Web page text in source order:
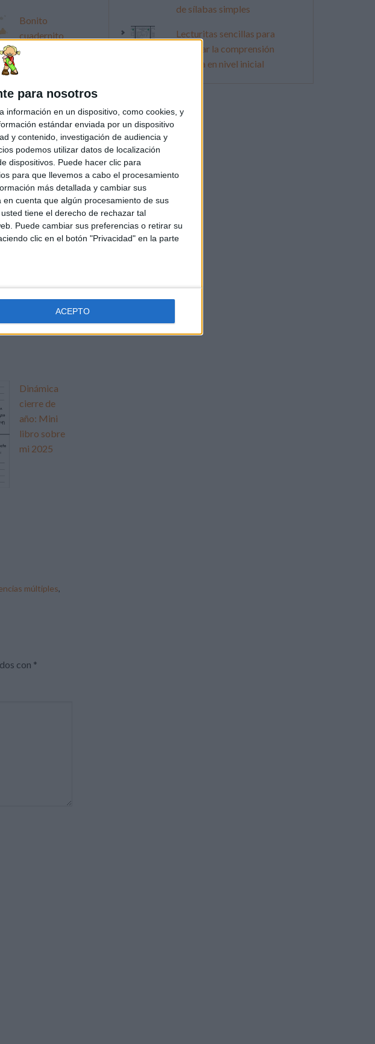
para nosotros
información en un dispositivo, como cookies, y
estándar enviada por un dispositivo
y contenido, investigación de audiencia y
podemos utilizar datos de localización
dispositivos. Puede hacer clic para
para que llevemos a cabo el procesamiento
más detallada y cambiar sus
en cuenta que algún procesamiento de sus
tiene el derecho de rechazar tal
Puede cambiar sus preferencias o retirar su
clic en el botón "Privacidad" en la parte
ACEPTO
Bonito
cuadernito
de
resolver el
Banderines
«Asi fueron
mis
vacaciones
de
Navidad…»
dar la
bienvenida
al 2026 con
las
Dinámica
cierre de
año: Mini
libro sobre
mi 2025
múltiples,
con *
de sílabas simples
Lecturitas sencillas para
trabajar la comprensión
lectora en nivel inicial